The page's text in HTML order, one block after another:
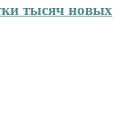
тысяч новых